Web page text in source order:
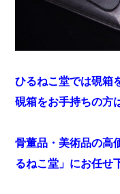
ひるねこ堂では硯箱
硯箱をお手持ちの方
骨董品・美術品の高
るねこ堂」にお任せ